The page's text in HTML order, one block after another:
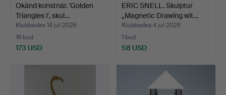
Okänd konstnär. 'Golden
Triangles I', skul…
Klubbades 14 jul 2026
16 bud
173 USD
ERIC SNELL. Skulptur
„Magnetic Drawing wit…
Klubbades 4 jul 2026
1 bud
58 USD